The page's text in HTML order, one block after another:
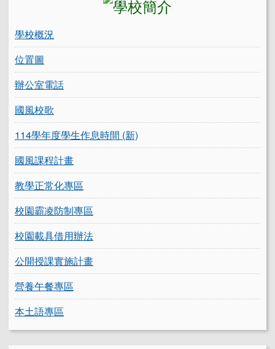
學校概況
位置圖
辦公室電話
國風校歌
114學年度學生作息時間 (新)
國風課程計畫
教學正常化專區
校園霸凌防制專區
校園載具借用辦法
公開授課實施計畫
營養午餐專區
本土語專區